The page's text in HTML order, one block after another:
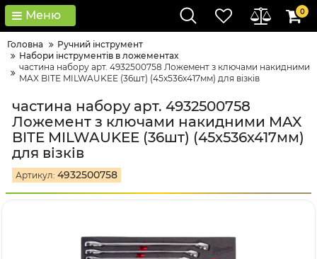
Меню 0
Головна
Ручний інструмент
Набори інструментів в ложементах
частина набору арт. 4932500758 Ложемент з ключами накидними
MAX BITE MILWAUKEE (36шт) (45х536х417мм) для візків
частина набору арт. 4932500758
Ложемент з ключами накидними MAX
BITE MILWAUKEE (36шт) (45х536х417мм)
для візків
Артикул: 4932500758